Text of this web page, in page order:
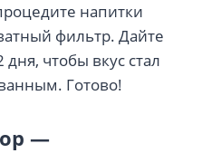
напитки
фильтр. Дайте
дня, чтобы вкус стал
Готово!
—